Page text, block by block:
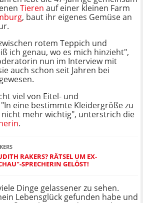
Tieren auf einer kleinen Farm
, baut ihr eigenes Gemüse an
rotem Teppich und
ich genau, wo es mich hinzieht",
nun im Interview mit
auch schon seit Jahren bei
viel von Eitel- und
eine bestimmte Kleidergröße zu
mehr wichtig", unterstrich die
.
RAKERS? RÄTSEL UM EX-
SPRECHERIN GELÖST!
Dinge gelassener zu sehen.
Lebensglück gefunden habe und